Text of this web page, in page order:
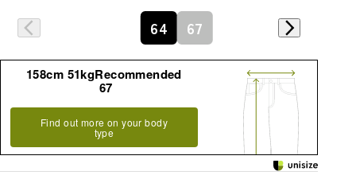
64 67
158cm 51kgRecommended
67
Find out more on your body
type